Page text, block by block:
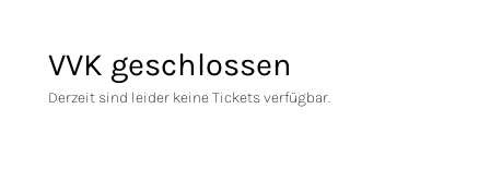
VVK geschlossen
Derzeit sind leider keine Tickets verfügbar.